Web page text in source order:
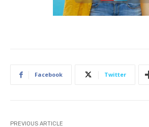
Facebook Twitter
PREVIOUS ARTICLE